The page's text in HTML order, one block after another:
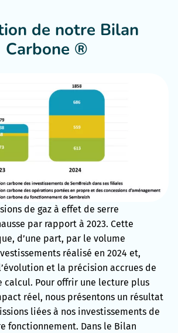
de notre Bilan
Carbone ®
de gaz à effet de serre
par rapport à 2023. Cette
d’une part, par le volume
réalisé en 2024 et,
et la précision accrues de
calcul. Pour offrir une lecture plus
réel, nous présentons un résultat
liées à nos investissements de
fonctionnement. Dans le Bilan